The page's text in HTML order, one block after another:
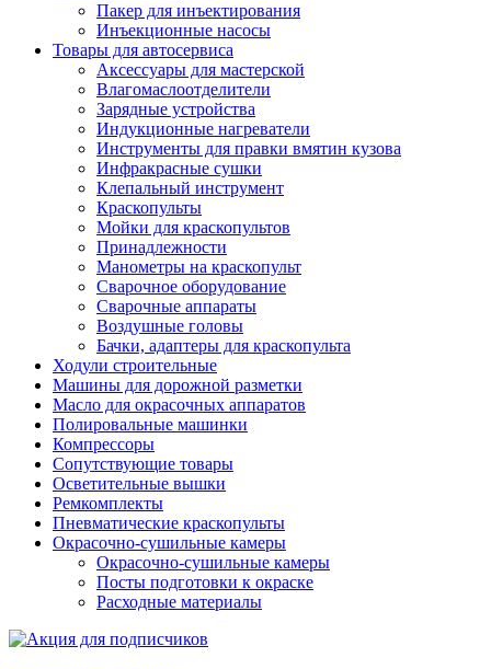
Пакер для инъектирования
Инъекционные насосы
Товары для автосервиса
Аксессуары для мастерской
Влагомаслоотделители
Зарядные устройства
Индукционные нагреватели
Инструменты для правки вмятин кузова
Инфракрасные сушки
Клепальный инструмент
Краскопульты
Мойки для краскопультов
Принадлежности
Манометры на краскопульт
Сварочное оборудование
Сварочные аппараты
Воздушные головы
Бачки, адаптеры для краскопульта
Ходули строительные
Машины для дорожной разметки
Масло для окрасочных аппаратов
Полировальные машинки
Компрессоры
Сопутствующие товары
Осветительные вышки
Ремкомплекты
Пневматические краскопульты
Окрасочно-сушильные камеры
Окрасочно-сушильные камеры
Посты подготовки к окраске
Расходные материалы